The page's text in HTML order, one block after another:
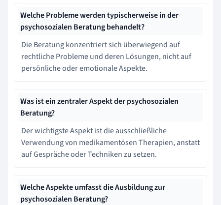
Welche Probleme werden typischerweise in der
psychosozialen Beratung behandelt?
Die Beratung konzentriert sich überwiegend auf
rechtliche Probleme und deren Lösungen, nicht auf
persönliche oder emotionale Aspekte.
Was ist ein zentraler Aspekt der psychosozialen
Beratung?
Der wichtigste Aspekt ist die ausschließliche
Verwendung von medikamentösen Therapien, anstatt
auf Gespräche oder Techniken zu setzen.
Welche Aspekte umfasst die Ausbildung zur
psychosozialen Beratung?